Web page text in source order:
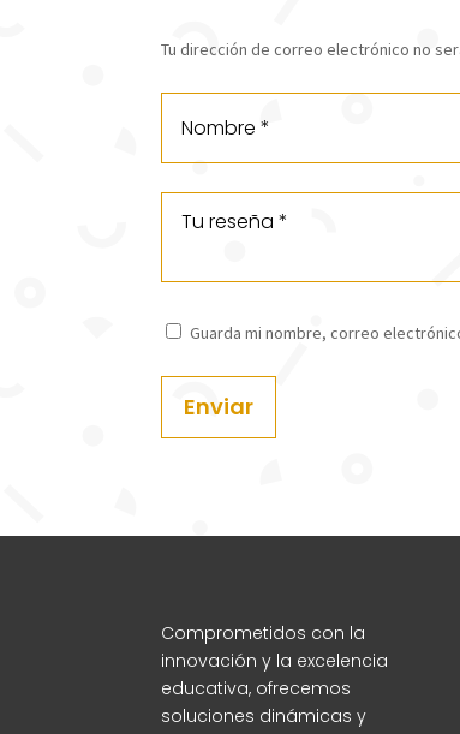
Tu dirección de correo electrónico no
Guarda mi nombre, correo
Enviar
Comprometidos con la
innovación y la excelencia
educativa, ofrecemos
soluciones dinámicas y